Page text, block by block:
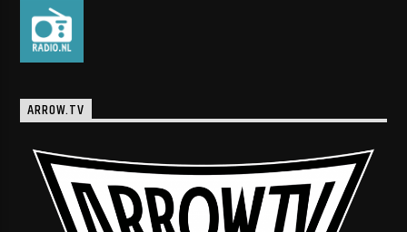
ARROW.TV